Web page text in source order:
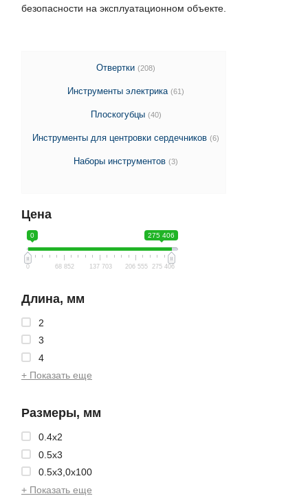
Отвертки (208)
Инструменты электрика (61)
Плоскогубцы (40)
Инструменты для центровки сердечников (6)
Наборы инструментов (3)
Цена
0 275 406
0 68 852 137 703 206 555 275 406
Длина, мм
2
3
4
+ Показать еще
Размеры, мм
0.4x2
0.5x3
0.5x3,0x100
+ Показать еще
безопасности на эксплуатационном объекте.